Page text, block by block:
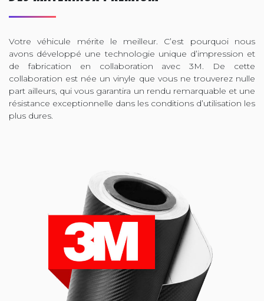
Votre véhicule mérite le meilleur. C’est pourquoi nous
avons développé une technologie unique d’impression et
de fabrication en collaboration avec 3M. De cette
collaboration est née un vinyle que vous ne trouverez nulle
part ailleurs, qui vous garantira un rendu remarquable et une
résistance exceptionnelle dans les conditions d’utilisation les
plus dures.